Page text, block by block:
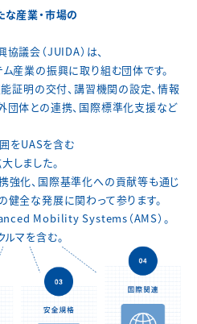
な産業・市場の
議会（JUIDA）は、
産業の振興に取り組む団体です。
証明の交付、講習機関の設定、情報
団体との連携、 国際標準化支援など
をUASを含む
しました。
強化、国際基準化への貢献等も通じ
全な発展に関わって参ります。
Mobility Systems（AMS）。
マを含む。